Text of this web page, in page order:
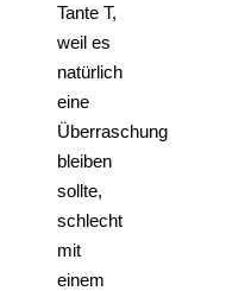
Tante T,
weil es
natürlich
eine
Überraschung
bleiben
sollte,
schlecht
mit
einem